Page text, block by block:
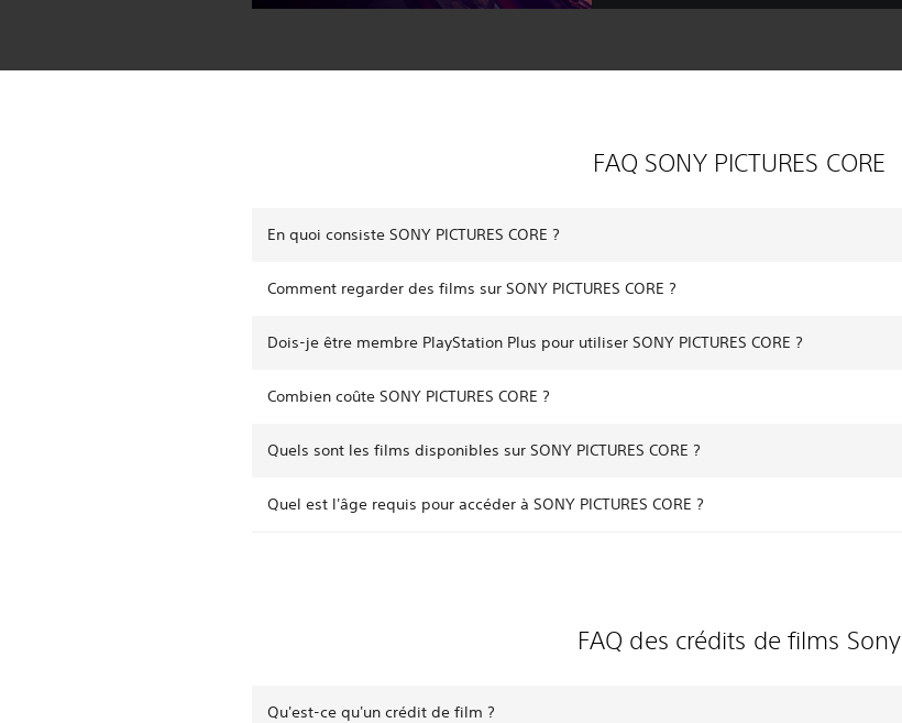
FAQ SONY PICTURES CORE
En quoi consiste SONY PICTURES CORE ?
Comment regarder des films sur SONY PICTURES CORE ?
Dois-je être membre PlayStation Plus pour utiliser SONY PICTURES CORE ?
Combien coûte SONY PICTURES CORE ?
Quels sont les films disponibles sur SONY PICTURES CORE ?
Quel est l'âge requis pour accéder à SONY PICTURES CORE ?
FAQ des crédits de films Sony
Qu'est-ce qu'un crédit de film ?